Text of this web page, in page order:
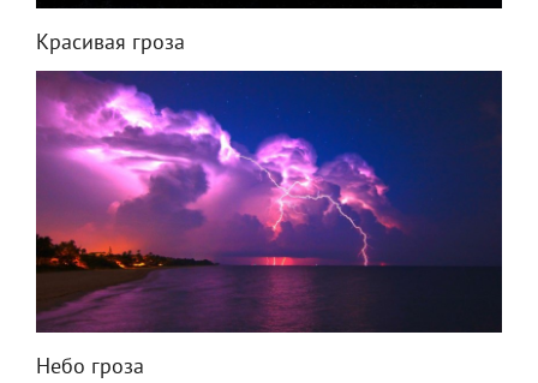
Красивая гроза
Небо гроза